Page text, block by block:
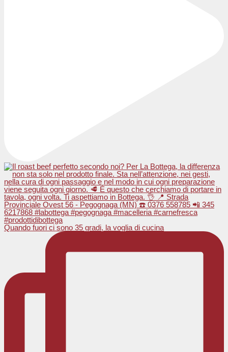
Quando fuori ci sono 35 gradi, la voglia di cucina